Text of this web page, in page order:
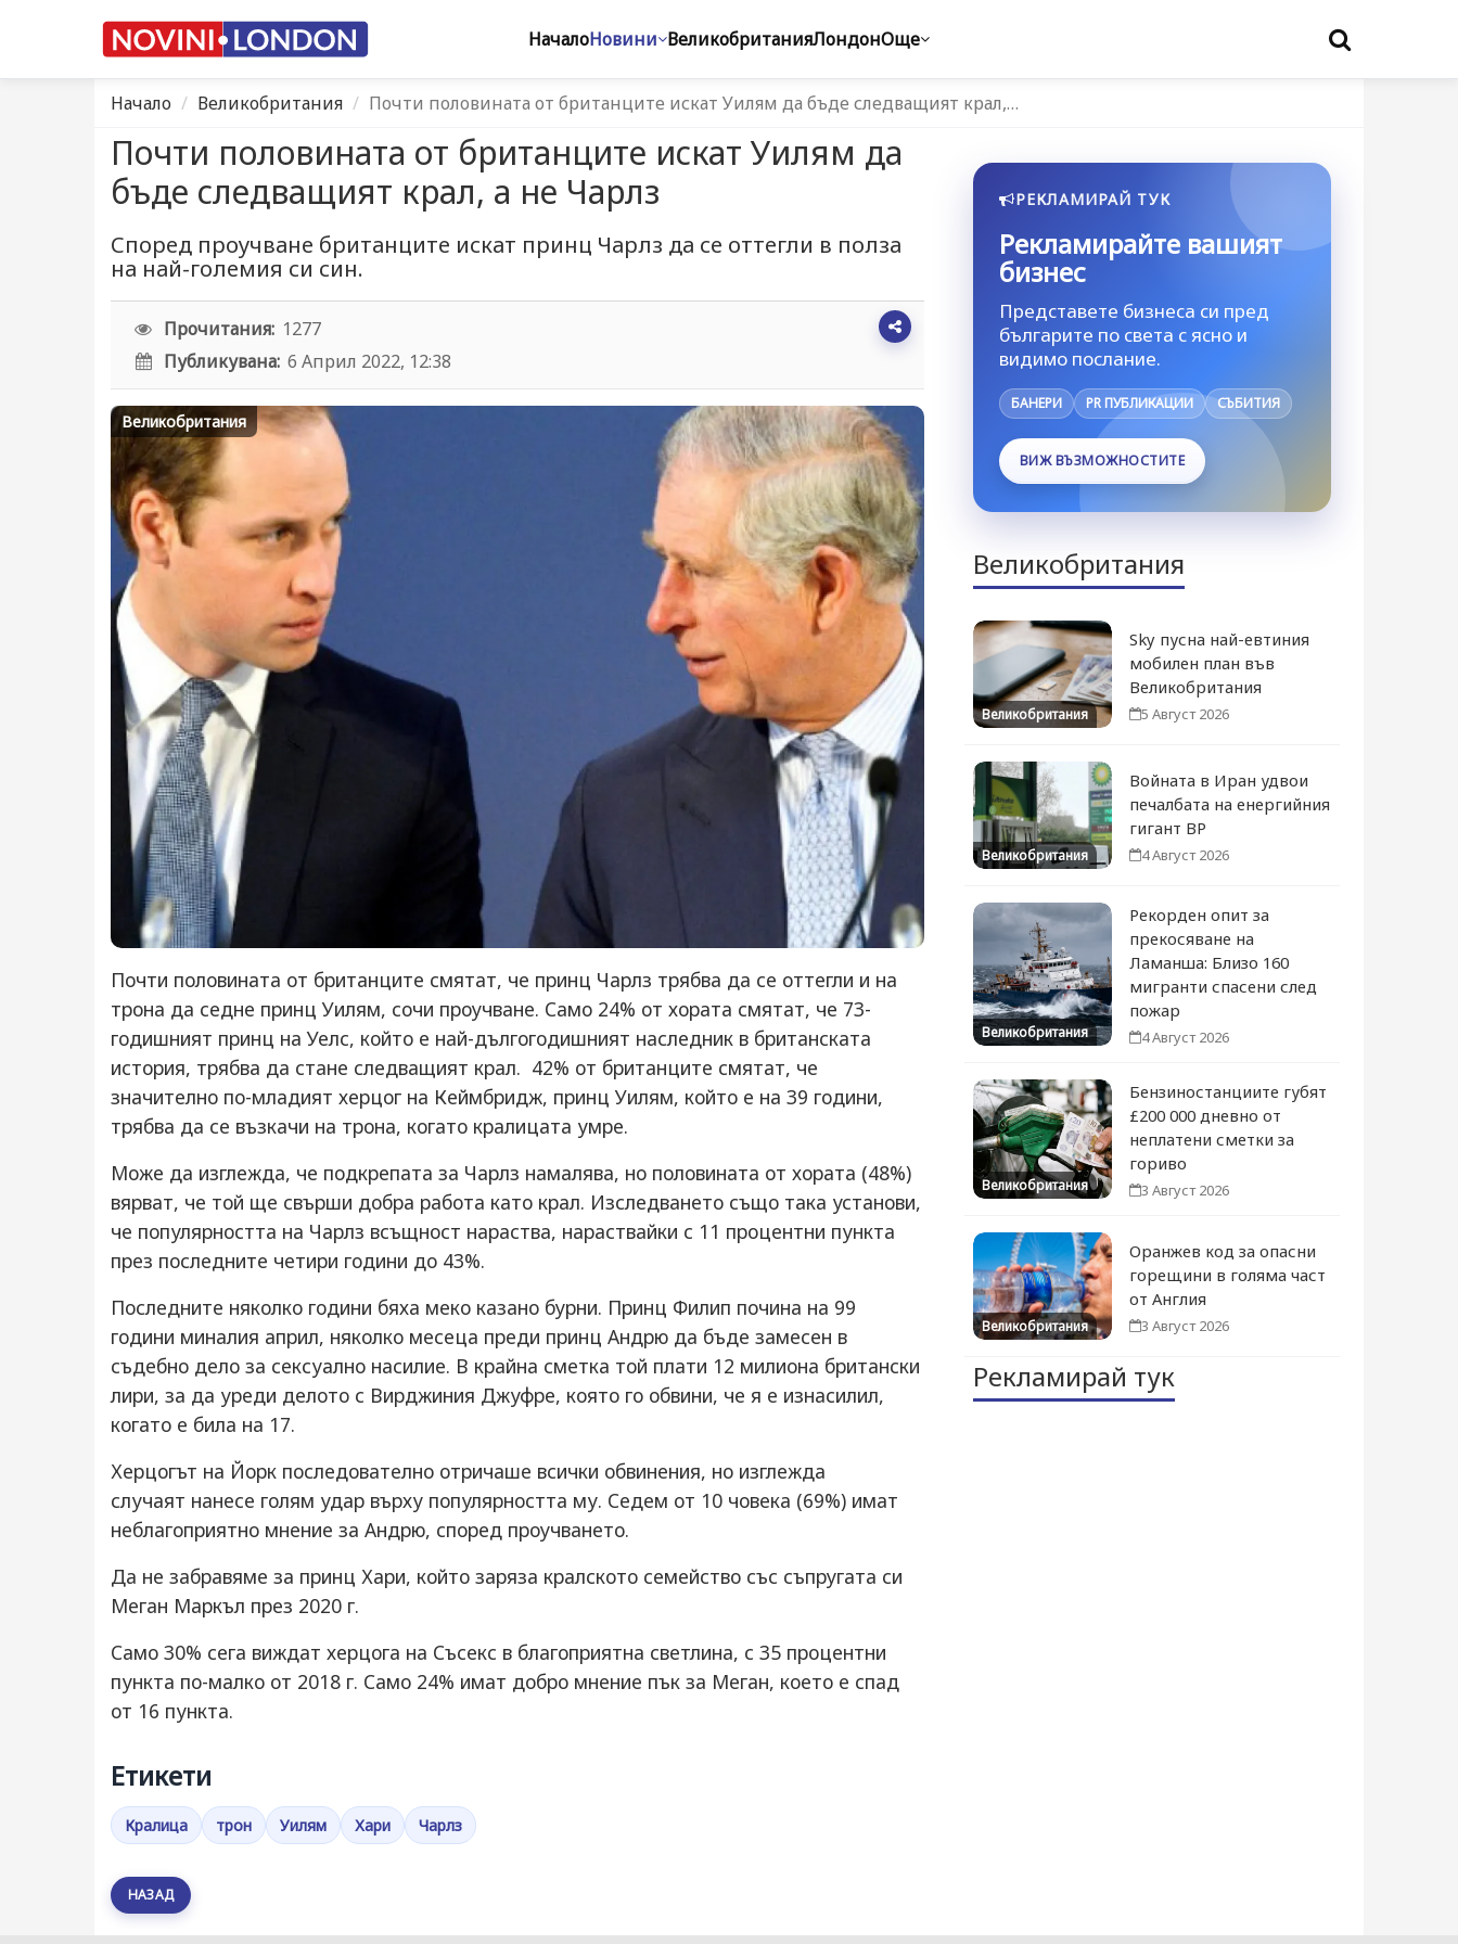
НачалоНовини ВеликобританияЛондонОще
Начало Великобритания Почти половината от британците искат Уилям да бъде следващият крал,…
Почти половината от британците искат Уилям да
бъде следващият крал, а не Чарлз
Според проучване британците искат принц Чарлз да се оттегли в полза
на най-големия си син.
Прочитания: 1277
Публикувана: 6 Април 2022, 12:38
Великобритания
Почти половината от британците смятат, че принц Чарлз трябва да се оттегли и на
трона да седне принц Уилям, сочи проучване. Само 24% от хората смятат, че 73-
годишният принц на Уелс, който е най-дългогодишният наследник в британската
история, трябва да стане следващият крал. 42% от британците смятат, че
значително по-младият херцог на Кеймбридж, принц Уилям, който е на 39 години,
трябва да се възкачи на трона, когато кралицата умре.
Може да изглежда, че подкрепата за Чарлз намалява, но половината от хората (48%)
вярват, че той ще свърши добра работа като крал. Изследването също така установи,
че популярността на Чарлз всъщност нараства, нараствайки с 11 процентни пункта
през последните четири години до 43%.
Последните няколко години бяха меко казано бурни. Принц Филип почина на 99
години миналия април, няколко месеца преди принц Андрю да бъде замесен в
съдебно дело за сексуално насилие. В крайна сметка той плати 12 милиона британски
лири, за да уреди делото с Вирджиния Джуфре, която го обвини, че я е изнасилил,
когато е била на 17.
Херцогът на Йорк последователно отричаше всички обвинения, но изглежда
случаят нанесе голям удар върху популярността му. Седем от 10 човека (69%) имат
неблагоприятно мнение за Андрю, според проучването.
Да не забравяме за принц Хари, който заряза кралското семейство със съпругата си
Меган Маркъл през 2020 г.
Само 30% сега виждат херцога на Съсекс в благоприятна светлина, с 35 процентни
пункта по-малко от 2018 г. Само 24% имат добро мнение пък за Меган, което е спад
от 16 пункта.
Етикети
Кралица трон Уилям Хари Чарлз
НАЗАД
РЕКЛАМИРАЙ ТУК
Рекламирайте вашият
бизнес
Представете бизнеса си пред
българите по света с ясно и
видимо послание.
БАНЕРИ PR ПУБЛИКАЦИИ СЪБИТИЯ
ВИЖ ВЪЗМОЖНОСТИТЕ
Великобритания
Великобритания
Sky пусна най-евтиния
мобилен план във
Великобритания
5 Август 2026
Великобритания
Войната в Иран удвои
печалбата на енергийния
гигант BP
4 Август 2026
Великобритания
Рекорден опит за
прекосяване на
Ламанша: Близо 160
мигранти спасени след
пожар
4 Август 2026
Великобритания
Бензиностанциите губят
£200 000 дневно от
неплатени сметки за
гориво
3 Август 2026
Великобритания
Оранжев код за опасни
горещини в голяма част
от Англия
3 Август 2026
Рекламирай тук